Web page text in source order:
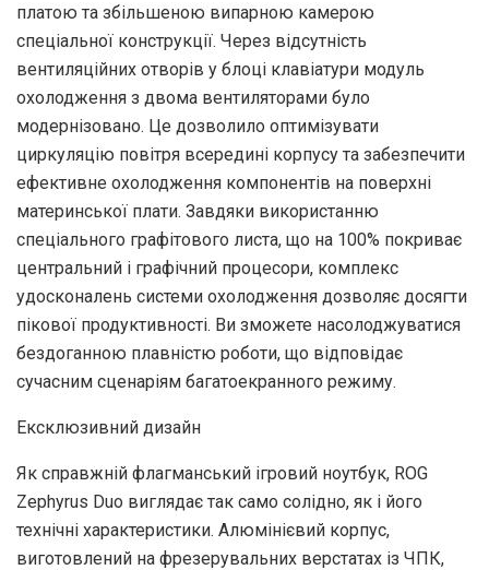
платою та збільшеною випарною камерою
спеціальної конструкції. Через відсутність
вентиляційних отворів у блоці клавіатури модуль
охолодження з двома вентиляторами було
модернізовано. Це дозволило оптимізувати
циркуляцію повітря всередині корпусу та забезпечити
ефективне охолодження компонентів на поверхні
материнської плати. Завдяки використанню
спеціального графітового листа, що на 100% покриває
центральний і графічний процесори, комплекс
удосконалень системи охолодження дозволяє досягти
пікової продуктивності. Ви зможете насолоджуватися
бездоганною плавністю роботи, що відповідає
сучасним сценаріям багатоекранного режиму.
Ексклюзивний дизайн
Як справжній флагманський ігровий ноутбук, ROG
Zephyrus Duo виглядає так само солідно, як і його
технічні характеристики. Алюмінієвий корпус,
виготовлений на фрезерувальних верстатах із ЧПК,